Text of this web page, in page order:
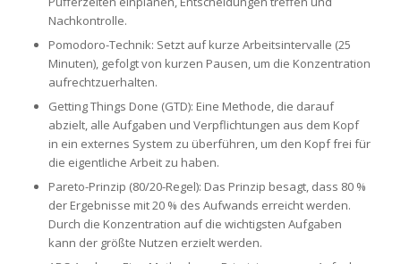
Nachkontrolle.
Pomodoro-Technik: Setzt auf kurze Arbeitsintervalle (25
Minuten), gefolgt von kurzen Pausen, um die Konzentration
aufrechtzuerhalten.
Getting Things Done (GTD): Eine Methode, die darauf
abzielt, alle Aufgaben und Verpflichtungen aus dem Kopf
in ein externes System zu überführen, um den Kopf frei für
die eigentliche Arbeit zu haben.
Pareto-Prinzip (80/20-Regel): Das Prinzip besagt, dass 80 %
der Ergebnisse mit 20 % des Aufwands erreicht werden.
Durch die Konzentration auf die wichtigsten Aufgaben
kann der größte Nutzen erzielt werden.